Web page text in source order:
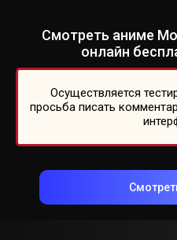
Смотреть аниме
онлайн
Осуществляется
просьба писать